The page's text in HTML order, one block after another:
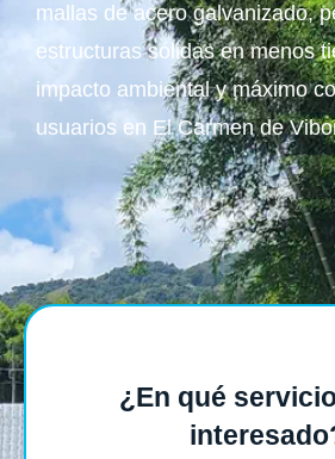
mallas de acero galvanizado,
estructuras sólidas en menos
impacto ambiental y máximo
usuarios en El Carmen de
¿En qué